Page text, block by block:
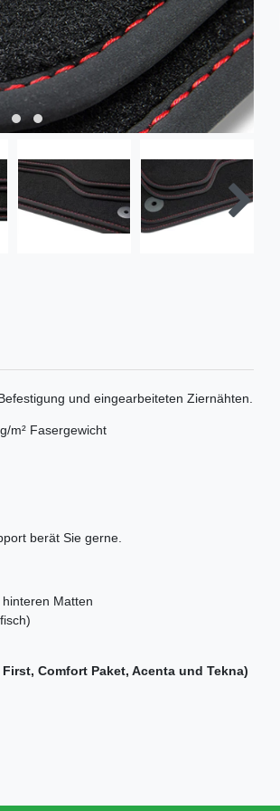
und eingearbeiteten Ziernähten.
m² Fasergewicht
berät Sie gerne.
Matten
Comfort Paket, Acenta und Tekna)